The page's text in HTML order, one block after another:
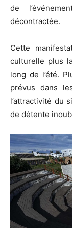
de
décontractée.
Cette
culturelle plus
long de l’été.
prévus dans
l’attractivité du
de détente